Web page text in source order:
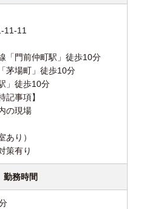
11-11
「門前仲町駅」徒歩10分
茅場町」徒歩10分
」徒歩10分
記事項】
の現場
あり）
策有り
勤務時間